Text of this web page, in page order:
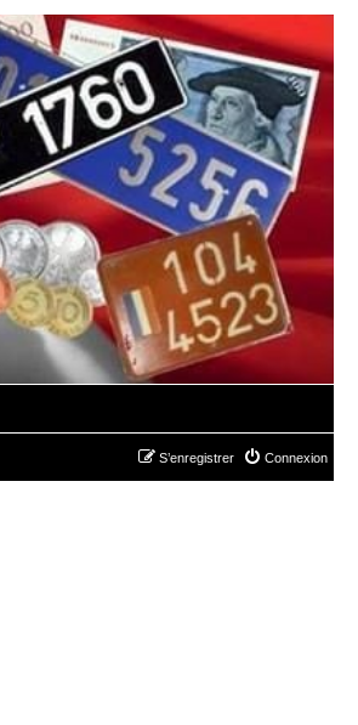
Connexion
S’enregistrer